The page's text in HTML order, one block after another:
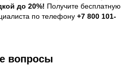
до 20%! Получите бесплатную
по телефону +7 800 101-
вопросы